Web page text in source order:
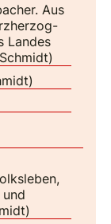
Aus
Landes